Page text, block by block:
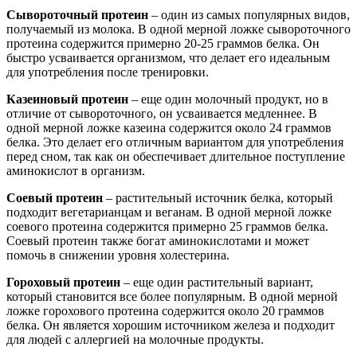
Сывороточный протеин – один из самых популярных видов,
получаемый из молока. В одной мерной ложке сывороточного
протеина содержится примерно 20-25 граммов белка. Он
быстро усваивается организмом, что делает его идеальным
для употребления после тренировки.
Казеиновый протеин – еще один молочный продукт, но в
отличие от сывороточного, он усваивается медленнее. В
одной мерной ложке казеина содержится около 24 граммов
белка. Это делает его отличным вариантом для употребления
перед сном, так как он обеспечивает длительное поступление
аминокислот в организм.
Соевый протеин – растительный источник белка, который
подходит вегетарианцам и веганам. В одной мерной ложке
соевого протеина содержится примерно 25 граммов белка.
Соевый протеин также богат аминокислотами и может
помочь в снижении уровня холестерина.
Гороховый протеин – еще один растительный вариант,
который становится все более популярным. В одной мерной
ложке горохового протеина содержится около 20 граммов
белка. Он является хорошим источником железа и подходит
для людей с аллергией на молочные продукты.